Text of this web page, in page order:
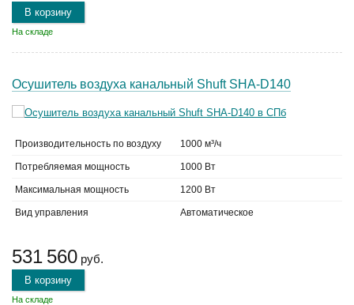
В корзину
На складе
Осушитель воздуха канальный Shuft SHA-D140
Производительность по воздуху 1000 м³/ч
Потребляемая мощность 1000 Вт
Максимальная мощность 1200 Вт
Вид управления Автоматическое
531 560 руб.
В корзину
На складе